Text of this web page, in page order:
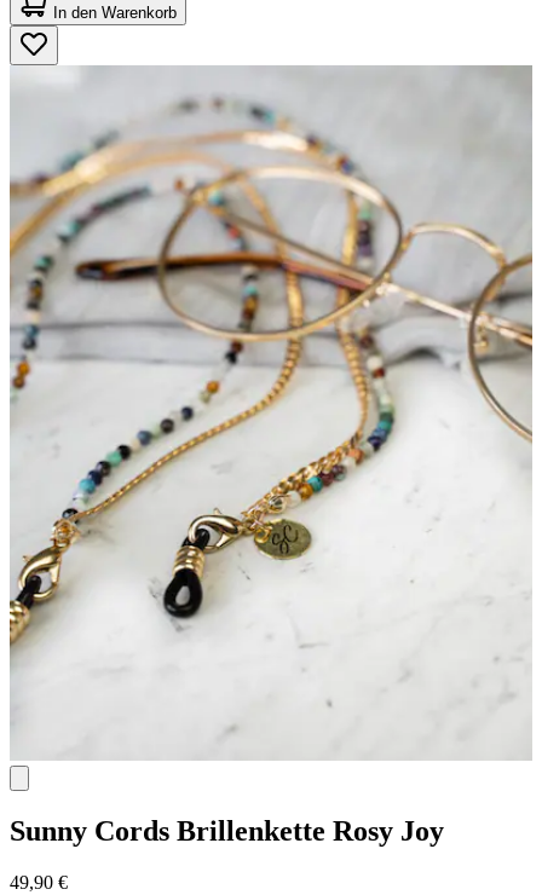
von
5
Sternen.
8
In den Warenkorb
Sunny Cords Brillenkette Rosy Joy
49,90 €